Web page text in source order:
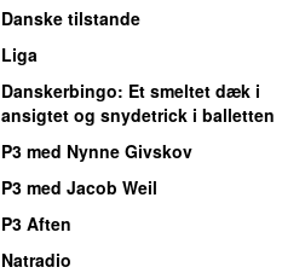
Danske tilstande
Liga
Danskerbingo: Et smeltet dæk i
ansigtet og snydetrick i balletten
P3 med Nynne Givskov
P3 med Jacob Weil
P3 Aften
Natradio